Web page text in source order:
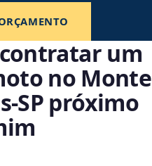
um
no Monte
próximo